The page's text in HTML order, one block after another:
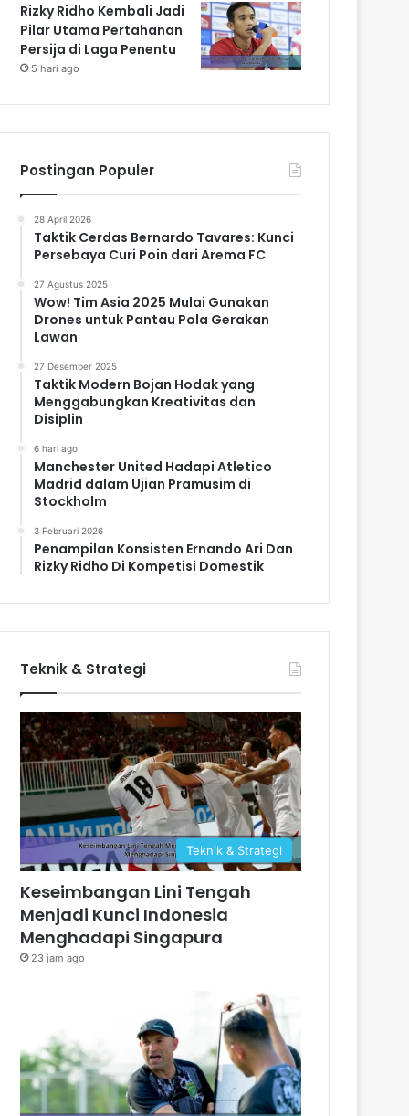
Rizky Ridho Kembali Jadi
Pilar Utama Pertahanan
Persija di Laga Penentu
5 hari ago
Postingan Populer
28 April 2026
Taktik Cerdas Bernardo Tavares: Kunci
Persebaya Curi Poin dari Arema FC
27 Agustus 2025
Wow! Tim Asia 2025 Mulai Gunakan
Drones untuk Pantau Pola Gerakan
Lawan
27 Desember 2025
Taktik Modern Bojan Hodak yang
Menggabungkan Kreativitas dan
Disiplin
6 hari ago
Manchester United Hadapi Atletico
Madrid dalam Ujian Pramusim di
Stockholm
3 Februari 2026
Penampilan Konsisten Ernando Ari Dan
Rizky Ridho Di Kompetisi Domestik
Teknik & Strategi
Teknik & Strategi
Keseimbangan Lini Tengah
Menjadi Kunci Indonesia
Menghadapi Singapura
23 jam ago